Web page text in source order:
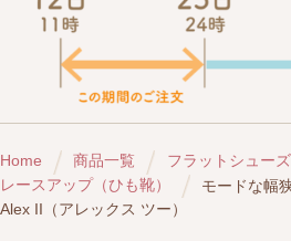
Home 商品一覧
フラットシューズ
レースアップ（ひも靴）
モードな幅
Alex II（アレックス ツー）